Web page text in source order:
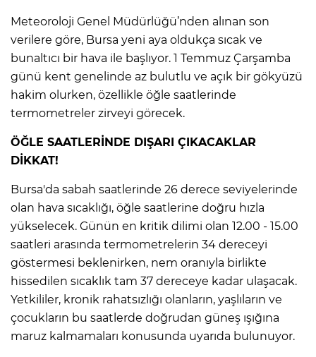
Meteoroloji Genel Müdürlüğü’nden alınan son
verilere göre, Bursa yeni aya oldukça sıcak ve
bunaltıcı bir hava ile başlıyor. 1 Temmuz Çarşamba
günü kent genelinde az bulutlu ve açık bir gökyüzü
hakim olurken, özellikle öğle saatlerinde
termometreler zirveyi görecek.
ÖĞLE SAATLERİNDE DIŞARI ÇIKACAKLAR
DİKKAT!
Bursa'da sabah saatlerinde 26 derece seviyelerinde
olan hava sıcaklığı, öğle saatlerine doğru hızla
yükselecek. Günün en kritik dilimi olan 12.00 - 15.00
saatleri arasında termometrelerin 34 dereceyi
göstermesi beklenirken, nem oranıyla birlikte
hissedilen sıcaklık tam 37 dereceye kadar ulaşacak.
Yetkililer, kronik rahatsızlığı olanların, yaşlıların ve
çocukların bu saatlerde doğrudan güneş ışığına
maruz kalmamaları konusunda uyarıda bulunuyor.